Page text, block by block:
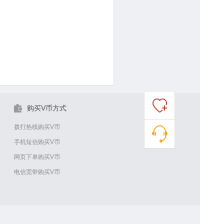
购买V币方式
拨打热线购买V币
手机短信购买V币
网页下单购买V币
电信宽带购买V币